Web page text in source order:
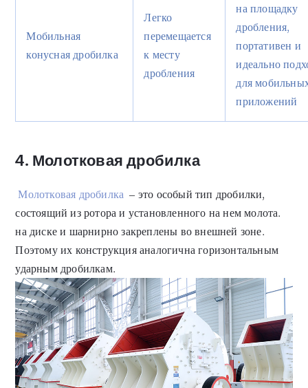
Мобильная
конусная дробилка
Легко
перемещается
к месту
дробления
на площадку
дробления,
портативен и
идеально
для
приложений
4. Молотковая дробилка
Молотковая дробилка – это особый тип дробилки,
состоящий из ротора и установленного на нем молота.
на диске и шарнирно закреплены во внешней зоне.
Поэтому их конструкция аналогична горизонтальным
ударным дробилкам.